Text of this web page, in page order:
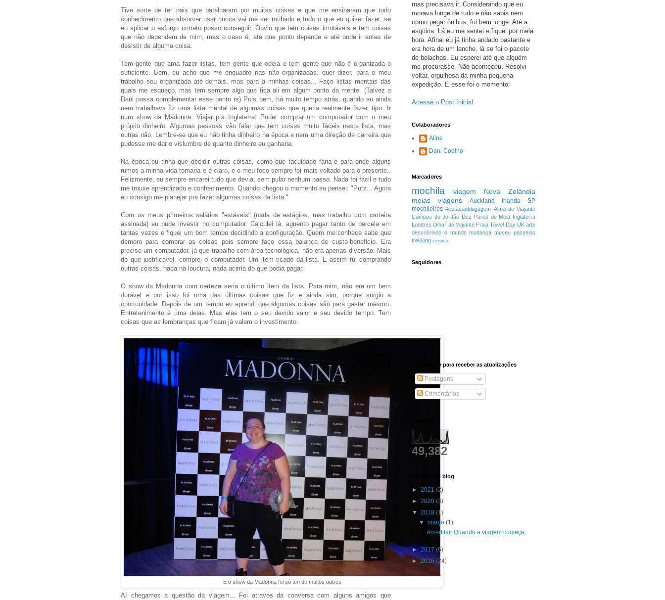
Tive sorte de ter pais que batalharam por muitas coisas e que me ensinaram que todo
conhecimento que absorver usar nunca vai me ser roubado e tudo o que eu quiser fazer, se
eu aplicar o esforço correto posso conseguir. Obvio que tem coisas imutáveis e tem coisas
que não dependem de mim, mas o caso é, até que ponto depende e até onde ir antes de
desistir de alguma coisa.
Tem gente que ama fazer listas, tem gente que odeia e tem gente que não é organizada o
suficiente. Bem, eu acho que me enquadro nas não organizadas, quer dizer, para o meu
trabalho sou organizada até demais, mas para a minhas coisas... Faço listas mentais das
quais me esqueço, mas tem sempre algo que fica ali em algum ponto da mente. (Talvez a
Dani possa complementar esse ponto rs) Pois bem, há muito tempo atrás, quando eu ainda
nem trabalhava fiz uma lista mental de algumas coisas que queria realmente fazer, tipo: Ir
num show da Madonna; Viajar pra Inglaterra; Poder comprar um computador com o meu
próprio dinheiro. Algumas pessoas vão falar que tem coisas muito fáceis nesta lista, mas
outras não. Lembre-se que eu não tinha dinheiro na época e nem uma direção de carreira que
pudesse me dar o vislumbre de quanto dinheiro eu ganharia.
Na época eu tinha que decidir outras coisas, como que faculdade faria e para onde alguns
rumos a minha vida tomaria e é claro, e o meu foco sempre foi mais voltado para o presente..
Felizmente, eu sempre encarei tudo que devia, sem pular nenhum passo. Nada foi fácil e tudo
me trouxe aprendizado e conhecimento. Quando chegou o momento eu pensei: "Putz... Agora
eu consigo me planejar pra fazer algumas coisas da lista."
Com os meus primeiros salários "estáveis" (nada de estágios, mas trabalho com carteira
assinada) eu pude investir no computador. Calculei lá, aguento pagar tanto de parcela em
tantas vezes e fiquei um bom tempo decidindo a configuração. Quem me conhece sabe que
demoro para comprar as coisas pois sempre faço essa balança de custo-beneficio. Era
preciso um computador, já que trabalho com área tecnológica, não era apenas diversão. Mais
do que justificável, comprei o computador. Um item ticado da lista. E assim fui comprando
outras coisas, nada na loucura, nada acima do que podia pagar.
O show da Madonna com certeza seria o último item da lista. Para mim, não era um bem
durável e por isso foi uma das últimas coisas que fiz e ainda sim, porque surgiu a
oportunidade. Depois de um tempo eu aprendi que algumas coisas são para gastar mesmo.
Entretenimento é uma delas. Mas elas tem o seu devido valor e seu devido tempo. Tem
coisas que as lembranças que ficam já valem o investimento.
E o show da Madonna foi só um de muitos outros
Aí chegamos a questão da viagem... Foi através da conversa com alguns amigos que
mas precisava ir. Considerando que eu
morava longe de tudo e não sabia nem
como pegar ônibus, fui bem longe. Até a
esquina. Lá eu me sentei e fiquei por meia
hora. Afinal eu já tinha andado bastante e
era hora de um lanche, lá se foi o pacote
de bolachas. Eu esperei até que alguém
me procurasse. Não aconteceu. Resolvi
voltar, orgulhosa da minha pequena
expedição. E esse foi o momento!
Acesse o Post Inicial
Colaboradores
Aline
Dani Coelho
Marcadores
mochila viagem
Nova Zelândia
meias
viagens Auckland Irlanda
SP
mochileiros #estacaoblogagem Alma de Viajante
Campos do Jordão Dez Pares de Meia Inglaterra
Londres Olhar do Viajante Praia Towel Day UK arte
descobrindo o mundo mudança museu passeios
trekking comida
Seguidores
Inscreva-se para receber as atualizações
Postagens
Comentários
49,382
Arquivo do blog
► 2021 (2)
► 2020 (3)
▼ 2018 (1)
▼março(1)
Acreditar: Quando a viagem começa
►2017(6)
►2016 (24)